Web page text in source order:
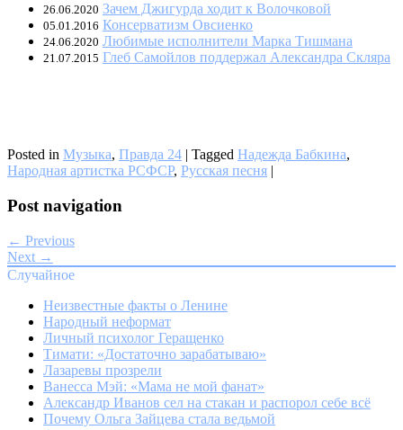
26.06.2020 Зачем Джигурда ходит к Волочковой
05.01.2016 Консерватизм Овсиенко
24.06.2020 Любимые исполнители Марка Тишмана
21.07.2015 Глеб Самойлов поддержал Александра Скляра
Posted in Музыка, Правда 24 | Tagged Надежда Бабкина,
Народная артистка РСФСР, Русская песня |
Post navigation
← Previous
Next →
Случайное
Неизвестные факты о Ленине
Народный неформат
Личный психолог Геращенко
Тимати: «Достаточно зарабатываю»
Лазаревы прозрели
Ванесса Мэй: «Мама не мой фанат»
Александр Иванов сел на стакан и распорол себе всё
Почему Ольга Зайцева стала ведьмой